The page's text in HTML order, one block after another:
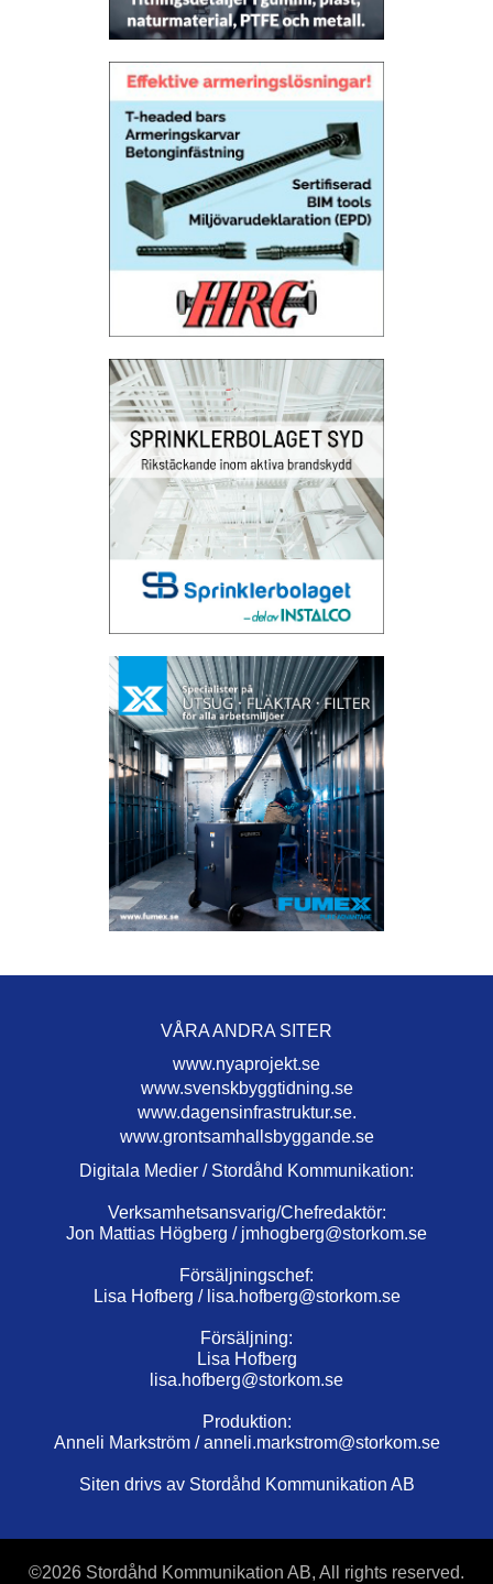
VÅRA ANDRA SITER
www.nyaprojekt.se
www.svenskbyggtidning.se
www.dagensinfrastruktur.se.
www.grontsamhallsbyggande.se
Digitala Medier / Stordåhd Kommunikation:
Verksamhetsansvarig/Chefredaktör:
Jon Mattias Högberg / jmhogberg@storkom.se
Försäljningschef:
Lisa Hofberg / lisa.hofberg@storkom.se
Försäljning:
Lisa Hofberg
lisa.hofberg@storkom.se
Produktion:
Anneli Markström /anneli.markstrom@storkom.se
Siten drivs av Stordåhd Kommunikation AB
©2026 Stordåhd Kommunikation AB, All rights reserved.